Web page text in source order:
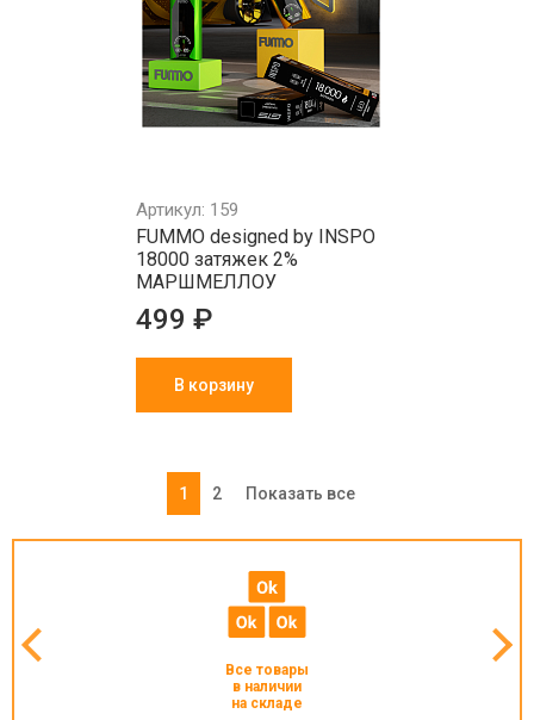
Артикул: 159
FUMMO designed by INSPO
18000 затяжек 2%
МАРШМЕЛЛОУ
499 ₽
В корзину
1 2 Показать все
Все товары
в наличии
на складе